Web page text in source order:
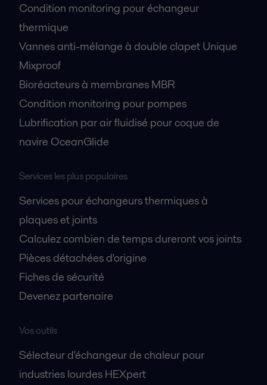
Condition monitoring pour échangeur
thermique
Vannes anti-mélange à double clapet Unique
Mixproof
Bioréacteurs à membranes MBR
Condition monitoring pour pompes
Lubrification par air fluidisé pour coque de
navire OceanGlide
Services les plus populaires
Services pour échangeurs thermiques à
plaques et joints
Calculez combien de temps dureront vos joints
Pièces détachées d'origine
Fiches de sécurité
Devenez partenaire
Vos outils
Sélecteur d'échangeur de chaleur pour
industries lourdes HEXpert